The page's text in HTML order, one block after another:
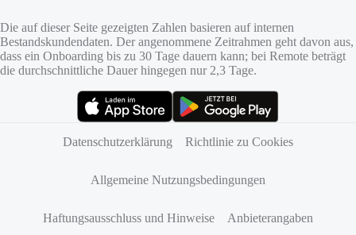
Die auf dieser Seite gezeigten Zahlen basieren auf internen
Bestandskundendaten. Der angenommene Zeitrahmen geht davon aus,
dass ein Onboarding bis zu 30 Tage dauern kann; bei Remote beträgt
die durchschnittliche Dauer hingegen nur 2,3 Tage.
Datenschutzerklärung
Richtlinie zu Cookies
Allgemeine Nutzungsbedingungen
Haftungsausschluss und Hinweise Anbieterangaben